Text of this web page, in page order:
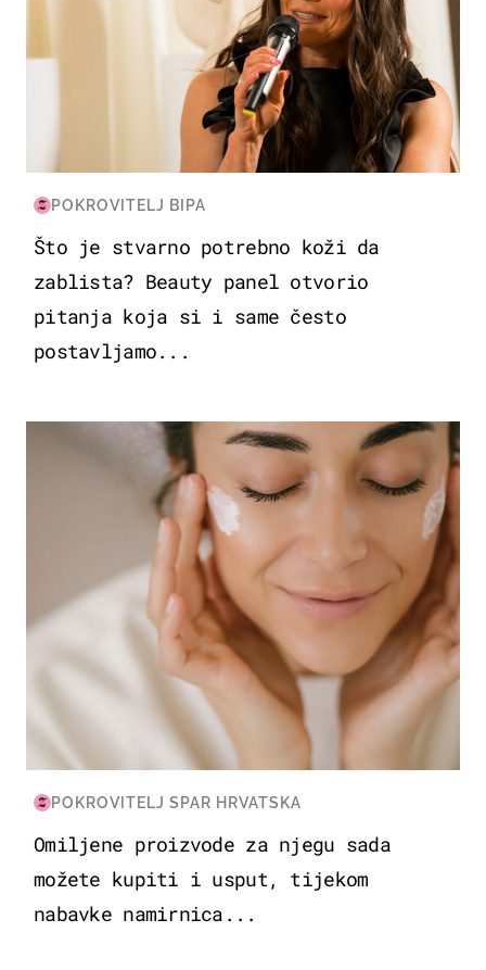
POKROVITELJ BIPA
Što je stvarno potrebno koži da
zablista? Beauty panel otvorio
pitanja koja si i same često
postavljamo...
MODA & LJEPOTA
POKROVITELJ SPAR HRVATSKA
Omiljene proizvode za njegu sada
možete kupiti i usput, tijekom
nabavke namirnica...